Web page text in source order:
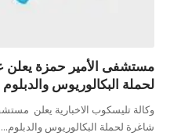
مستشفى الأمير حمزة
لحملة البكالوريوس
وكالة تليسكوب الاخبارية يعلن
شاغرة لحملة البكالوريوس والدبلوم…